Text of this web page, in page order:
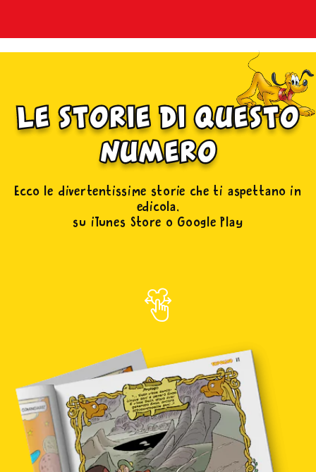
le storie di questo
numero
Ecco le divertentissime storie che ti aspettano in
edicola,
su iTunes Store o Google Play